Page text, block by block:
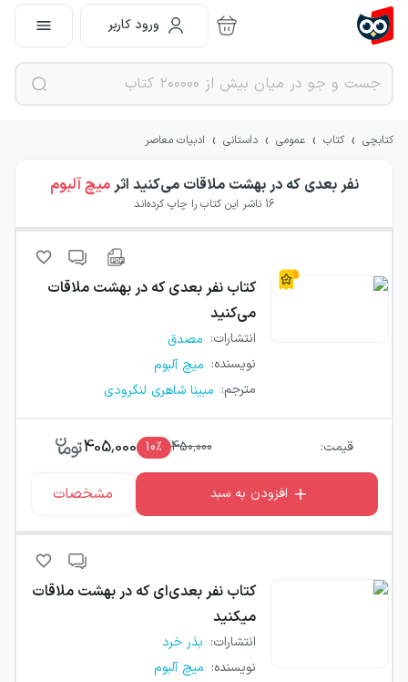
ورود کاربر
کتابچی › کتاب › عمومی › داستانی › ادبیات معاصر
نفر بعدی که در بهشت ملاقات می‌کنید اثرمیچ آلبوم
16 ناشر این کتاب را چاپ کرده‌اند
کتاب نفر بعدی که در بهشت ملاقات
می‌کنید
انتشارات: مصدق
نویسنده: میچ آلبوم
مترجم: مبینا شاهری لنگرودی
قیمت: 450,000
10٪ 405,000
افزودن به سبد مشخصات
کتاب نفر بعدی‌ای که در بهشت ملاقات
میکنید
انتشارات: بذر خرد
نویسنده: میچ آلبوم